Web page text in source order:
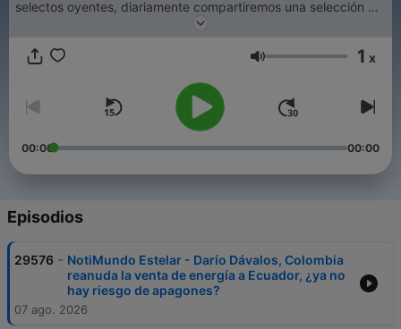
selectos oyentes, diariamente compartiremos una selección de
nuestros programas para que los disfruten a su conveniencia:
entretiene.
Volumen 1 x
00:00 00:00
Episodios
29576 - NotiMundo Estelar - Darío Dávalos, Colombia
reanuda la venta de energía a Ecuador, ¿ya no
hay riesgo de apagones?
07 ago. 2026